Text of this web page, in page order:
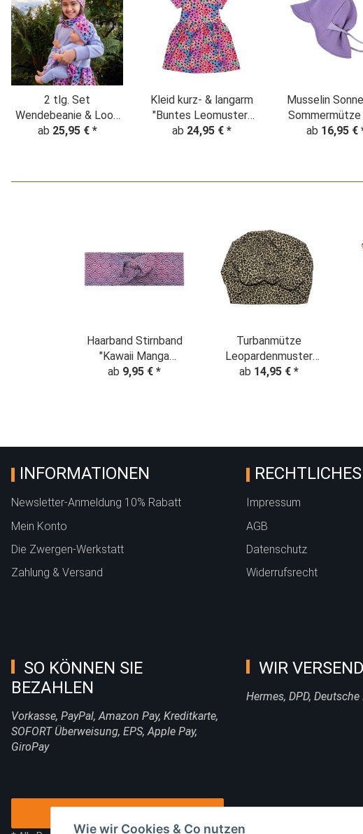
Wie wir Cookies & Co nutzen
2 tlg. Set
Wendebeanie & Loop
"Buntes
ab 25,95 € *
Kleid kurz- & langarm
"Buntes Leomuster"
Batik rosa
ab 24,95 € *
Musselin
Sommermütze
mitwachsen
ab 16,95 €
Haarband Stirnband
"Kawaii Manga
Schuppen Flieder"
ab 9,95 € *
Turbanmütze
Leopardenmuster
Animalprint beige
ab 14,95 € *
INFORMATIONEN
Newsletter-Anmeldung 10% Rabatt
Mein Konto
Die Zwergen-Werkstatt
Zahlung & Versand
RECHTLICHES
Impressum
AGB
Datenschutz
Widerrufsrecht
SO KÖNNEN SIE
BEZAHLEN
Vorkasse, PayPal, Amazon Pay, Kreditkarte,
SOFORT Überweisung, EPS, Apple Pay,
GiroPay
WIR
Hermes, DPD, Deutsche